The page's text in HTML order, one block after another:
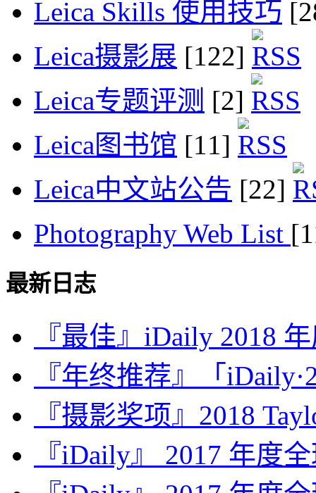
Leica Skills 使用技巧
Leica摄影展 [122]
Leica专题评测 [2]
Leica图书馆 [11]
Leica中文站公告 [22]
Photography Web List
最新日志
『最佳』iDaily 2018
『年终推荐』「
『摄影奖项』2018
『iDaily』 2017 年度